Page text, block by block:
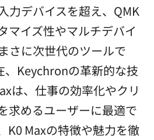
力デバイスを超え、QMK
マイズ性やマルチデバイ
さに次世代のツールで
、Keychronの革新的な技
は、仕事の効率化やクリ
求めるユーザーに最適で
K0 Maxの特徴や魅力を徹